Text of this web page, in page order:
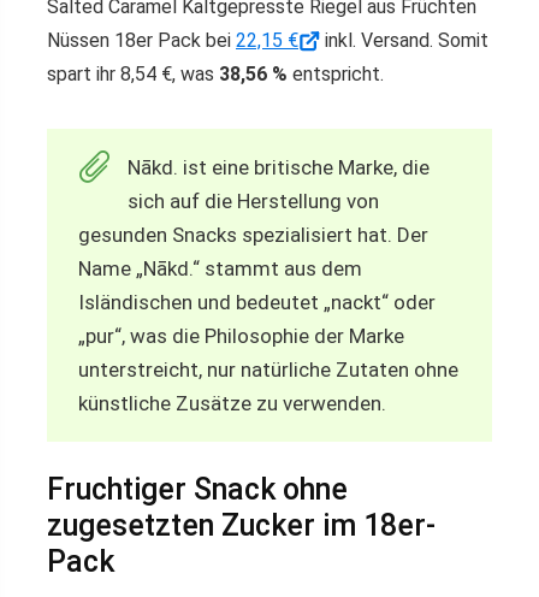
Salted Caramel Kaltgepresste Riegel aus Früchten
Nüssen 18er Pack bei 22,15 €
inkl. Versand. Somit
spart ihr 8,54 €, was 38,56 % entspricht.
Nākd. ist eine britische Marke, die
sich auf die Herstellung von
gesunden Snacks spezialisiert hat. Der
Name „Nākd.“ stammt aus dem
Isländischen und bedeutet „nackt“ oder
„pur“, was die Philosophie der Marke
unterstreicht, nur natürliche Zutaten ohne
künstliche Zusätze zu verwenden.
Fruchtiger Snack ohne
zugesetzten Zucker im 18er-
Pack